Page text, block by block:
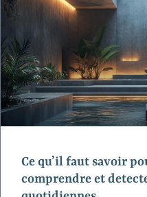
Ce qu’il faut savoir
comprendre et